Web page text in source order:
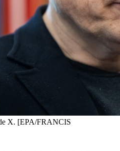
X. [EPA/FRANCIS